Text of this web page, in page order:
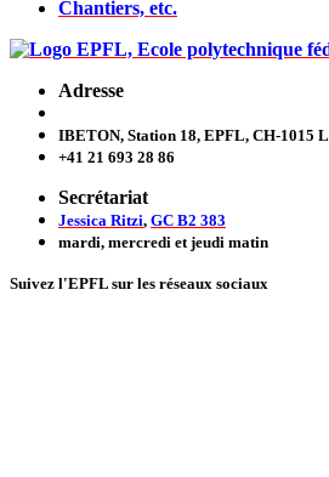
Chantiers, etc.
Adresse
IBETON, Station 18, EPFL, CH-1015
+41 21 693 28 86
Secrétariat
Jessica Ritzi, GC B2 383
mardi, mercredi et jeudi matin
Suivez l'EPFL sur les réseaux sociaux